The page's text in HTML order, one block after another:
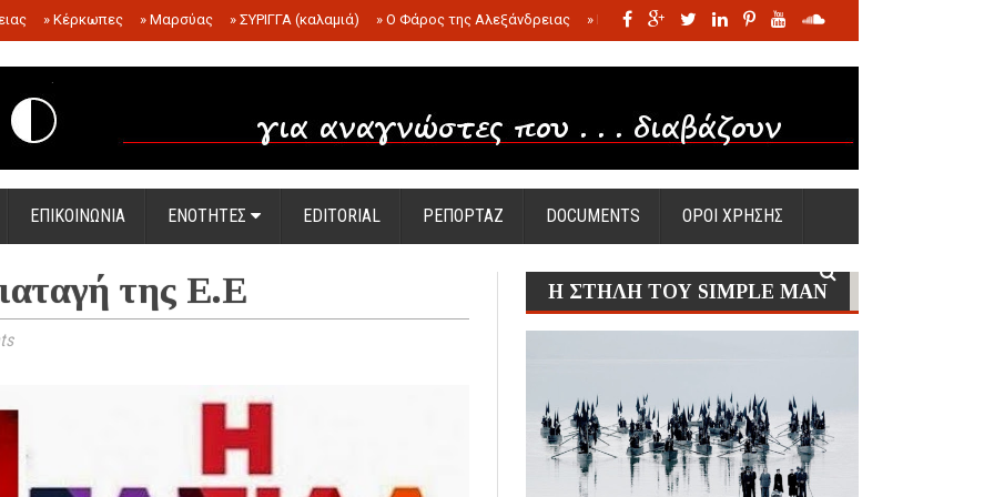
» Κέρκωπες » Μαρσύας » ΣΥΡΙΓΓΑ (καλαμιά) » Ο Φάρος της Αλεξάνδρειας » Η σφαγή των νηπίων της Σάντας
.
ΕΠΙΚΟΙΝΩΝΙΑ ΕΝΟΤΗΤΕΣ EDITORIAL ΡΕΠΟΡΤΑΖ DOCUMENTS ΟΡΟΙ ΧΡΗΣΗΣ
της Ε.Ε Η ΣΤΗΛΗ ΤΟΥ SIMPLE MAN